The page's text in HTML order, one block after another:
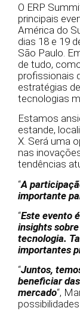
O ERP
principais
América do
dias 18 e 19
São Paulo.
de tudo,
profissionais
estratégias
tecnologias
Estamos
estande,
X. Será uma
nas
tendências
“A
importante
“Este evento
insights
tecnologia.
importantes
“Juntos,
beneficiar
mercado“,